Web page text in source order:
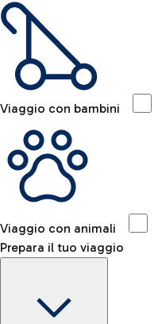
Viaggio con bambini
Viaggio con animali
Prepara il tuo viaggio